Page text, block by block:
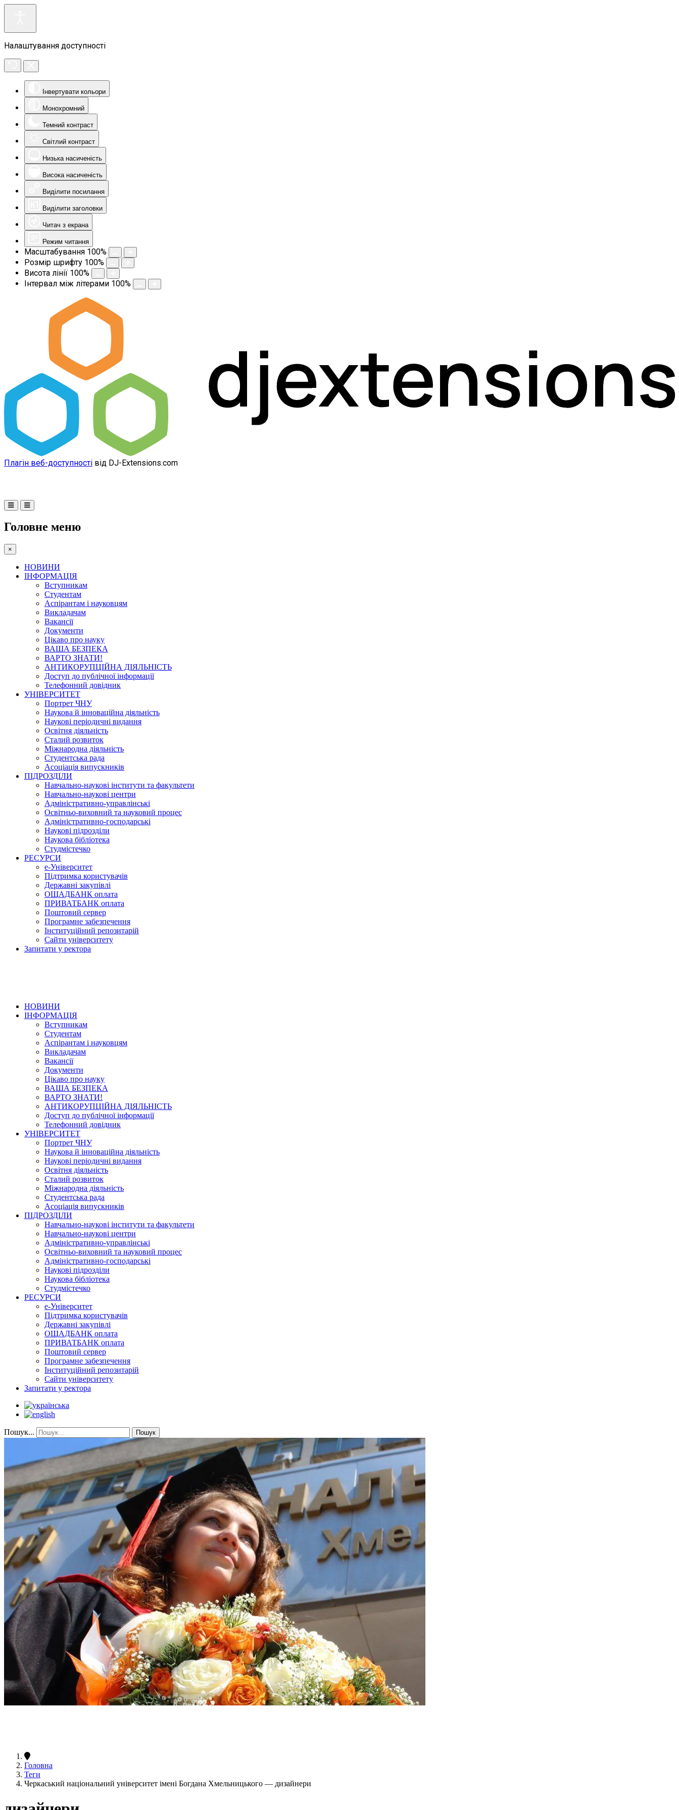
Налаштування доступності
Інвертувати кольори
Монохромний
Темний контраст
Світлий контраст
Низька насиченість
Висока насиченість
Виділити посилання
Виділити заголовки
Читач з екрана
Режим читання
Масштабування 100%
Розмір шрифту 100%
Висота лінії 100%
Інтервал між літерами 100%
Плагін веб-доступності від DJ-Extensions.com
Головне меню
×
НОВИНИ
ІНФОРМАЦІЯ
Вступникам
Студентам
Аспірантам і науковцям
Викладачам
Вакансії
Документи
Цікаво про науку
ВАША БЕЗПЕКА
ВАРТО ЗНАТИ!
АНТИКОРУПЦІЙНА ДІЯЛЬНІСТЬ
Доступ до публічної інформації
Телефонний довідник
УНІВЕРСИТЕТ
Портрет ЧНУ
Наукова й інноваційна діяльність
Наукові періодичні видання
Освітня діяльність
Сталий розвиток
Міжнародна діяльність
Студентська рада
Асоціація випускників
ПІДРОЗДІЛИ
Навчально-наукові інститути та факультети
Навчально-наукові центри
Адміністративно-управлінські
Освітньо-виховний та науковий процес
Адміністративно-господарські
Наукові підрозділи
Наукова бібліотека
Студмістечко
РЕСУРСИ
е-Університет
Підтримка користувачів
Державні закупівлі
ОЩАДБАНК оплата
ПРИВАТБАНК оплата
Поштовий сервер
Програмне забезпечення
Інституційний репозитарій
Сайти університету
Запитати у ректора
НОВИНИ
ІНФОРМАЦІЯ
Вступникам
Студентам
Аспірантам і науковцям
Викладачам
Вакансії
Документи
Цікаво про науку
ВАША БЕЗПЕКА
ВАРТО ЗНАТИ!
АНТИКОРУПЦІЙНА ДІЯЛЬНІСТЬ
Доступ до публічної інформації
Телефонний довідник
УНІВЕРСИТЕТ
Портрет ЧНУ
Наукова й інноваційна діяльність
Наукові періодичні видання
Освітня діяльність
Сталий розвиток
Міжнародна діяльність
Студентська рада
Асоціація випускників
ПІДРОЗДІЛИ
Навчально-наукові інститути та факультети
Навчально-наукові центри
Адміністративно-управлінські
Освітньо-виховний та науковий процес
Адміністративно-господарські
Наукові підрозділи
Наукова бібліотека
Студмістечко
РЕСУРСИ
е-Університет
Підтримка користувачів
Державні закупівлі
ОЩАДБАНК оплата
ПРИВАТБАНК оплата
Поштовий сервер
Програмне забезпечення
Інституційний репозитарій
Сайти університету
Запитати у ректора
Пошук... Пошук
Головна
Теги
Черкаський національний університет імені Богдана Хмельницького — дизайнери